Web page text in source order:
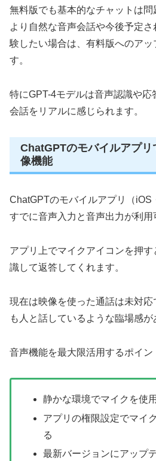
無料版でも基本的なチャットは問
より自然な音声会話や今後予定
験したい場合は、有料版へのアッ
す。
特にGPT-4モデルは音声認識や
会話をリアルに感じられます。
ChatGPTのモバイルアプリ
像機能
ChatGPTのモバイルアプリ（iOS
すでに音声入力と音声出力が利用
アプリ上でマイクアイコンを押
識して返答してくれます。
現在は映像を使った通話は未対
も人と話しているような臨場感が
音声機能を最大限活用するポイン
静かな環境でマイクを使
アプリの権限設定でマイ
る
最新バージョンにアップ